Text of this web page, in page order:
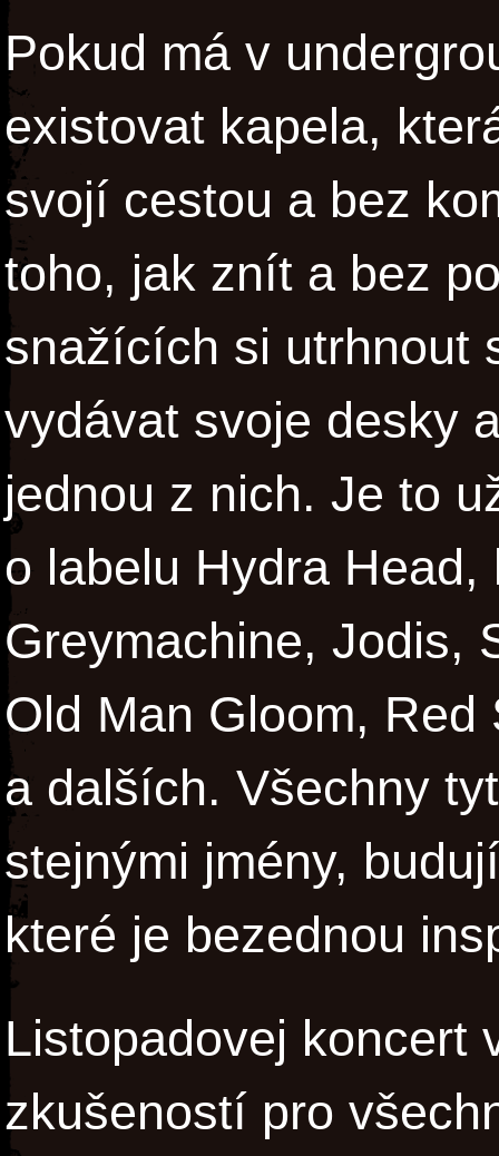
Pokud má v
existovat kapela,
svojí cestou a bez
toho, jak znít a bez
snažících si utrhnout
vydávat svoje desky
jednou z nich. Je to
o labelu Hydra
Greymachine, Jodis,
Old Man Gloom,
a dalších. Všechny
stejnými jmény,
které je bezednou
Listopadovej koncert
zkušeností pro